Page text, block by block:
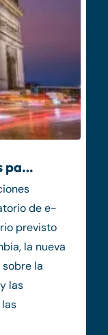
pa…
de e-
previsto
la nueva
la
las